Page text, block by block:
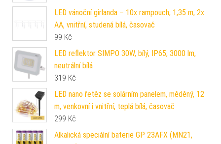
LED vánoční girlanda – 10x rampouch, 1,35 m, 2x
AA, vnitřní, studená bílá, časovač
99 Kč
LED reflektor SIMPO 30W, bílý, IP65, 3000 lm,
neutrální bílá
319 Kč
LED nano řetěz se solárním panelem, měděný, 12
m, venkovní i vnitřní, teplá bílá, časovač
299 Kč
Alkalická speciální baterie GP 23AFX (MN21,